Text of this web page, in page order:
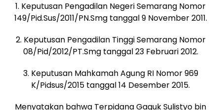
1. Keputusan Pengadilan Negeri Semarang Nomor
149/Pid.Sus/2011/PN.Smg tanggal 9 November 2011.
2. Keputusan Pengadilan Tinggi Semarang Nomor
08/Pid/2012/PT.Smg tanggal 23 Februari 2012.
3. Keputusan Mahkamah Agung RI Nomor 969
K/Pidsus/2015 tanggal 14 Desember 2015.
Menyatakan bahwa Terpidana Gaguk Sulistyo bin